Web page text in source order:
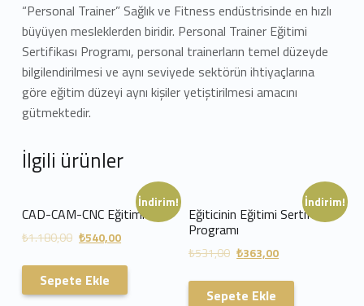
“Personal Trainer” Sağlık ve Fitness endüstrisinde en hızlı
büyüyen mesleklerden biridir. Personal Trainer Eğitimi
Sertifikası Programı, personal trainerların temel düzeyde
bilgilendirilmesi ve aynı seviyede sektörün ihtiyaçlarına
göre eğitim düzeyi aynı kişiler yetiştirilmesi amacını
gütmektedir.
İlgili ürünler
İndirim!
CAD-CAM-CNC Eğitimi
₺1.180,00 ₺540,00
Sepete Ekle
İndirim!
Eğiticinin Eğitimi Sertifika
Programı
₺531,00 ₺363,00
Sepete Ekle